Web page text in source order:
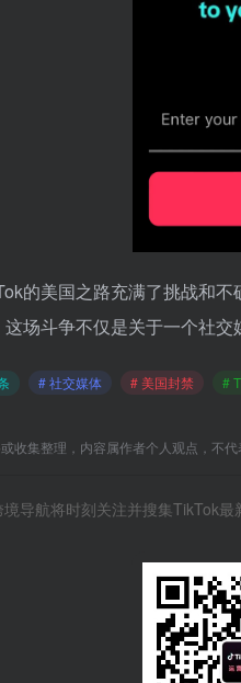
的美国之路充满了挑战和
场斗争不仅是关于一个社交
# 社交媒体 # 美国封禁 #
收集整理，内容属作者个人观点，不
导航将时刻关注并搜集TikTok